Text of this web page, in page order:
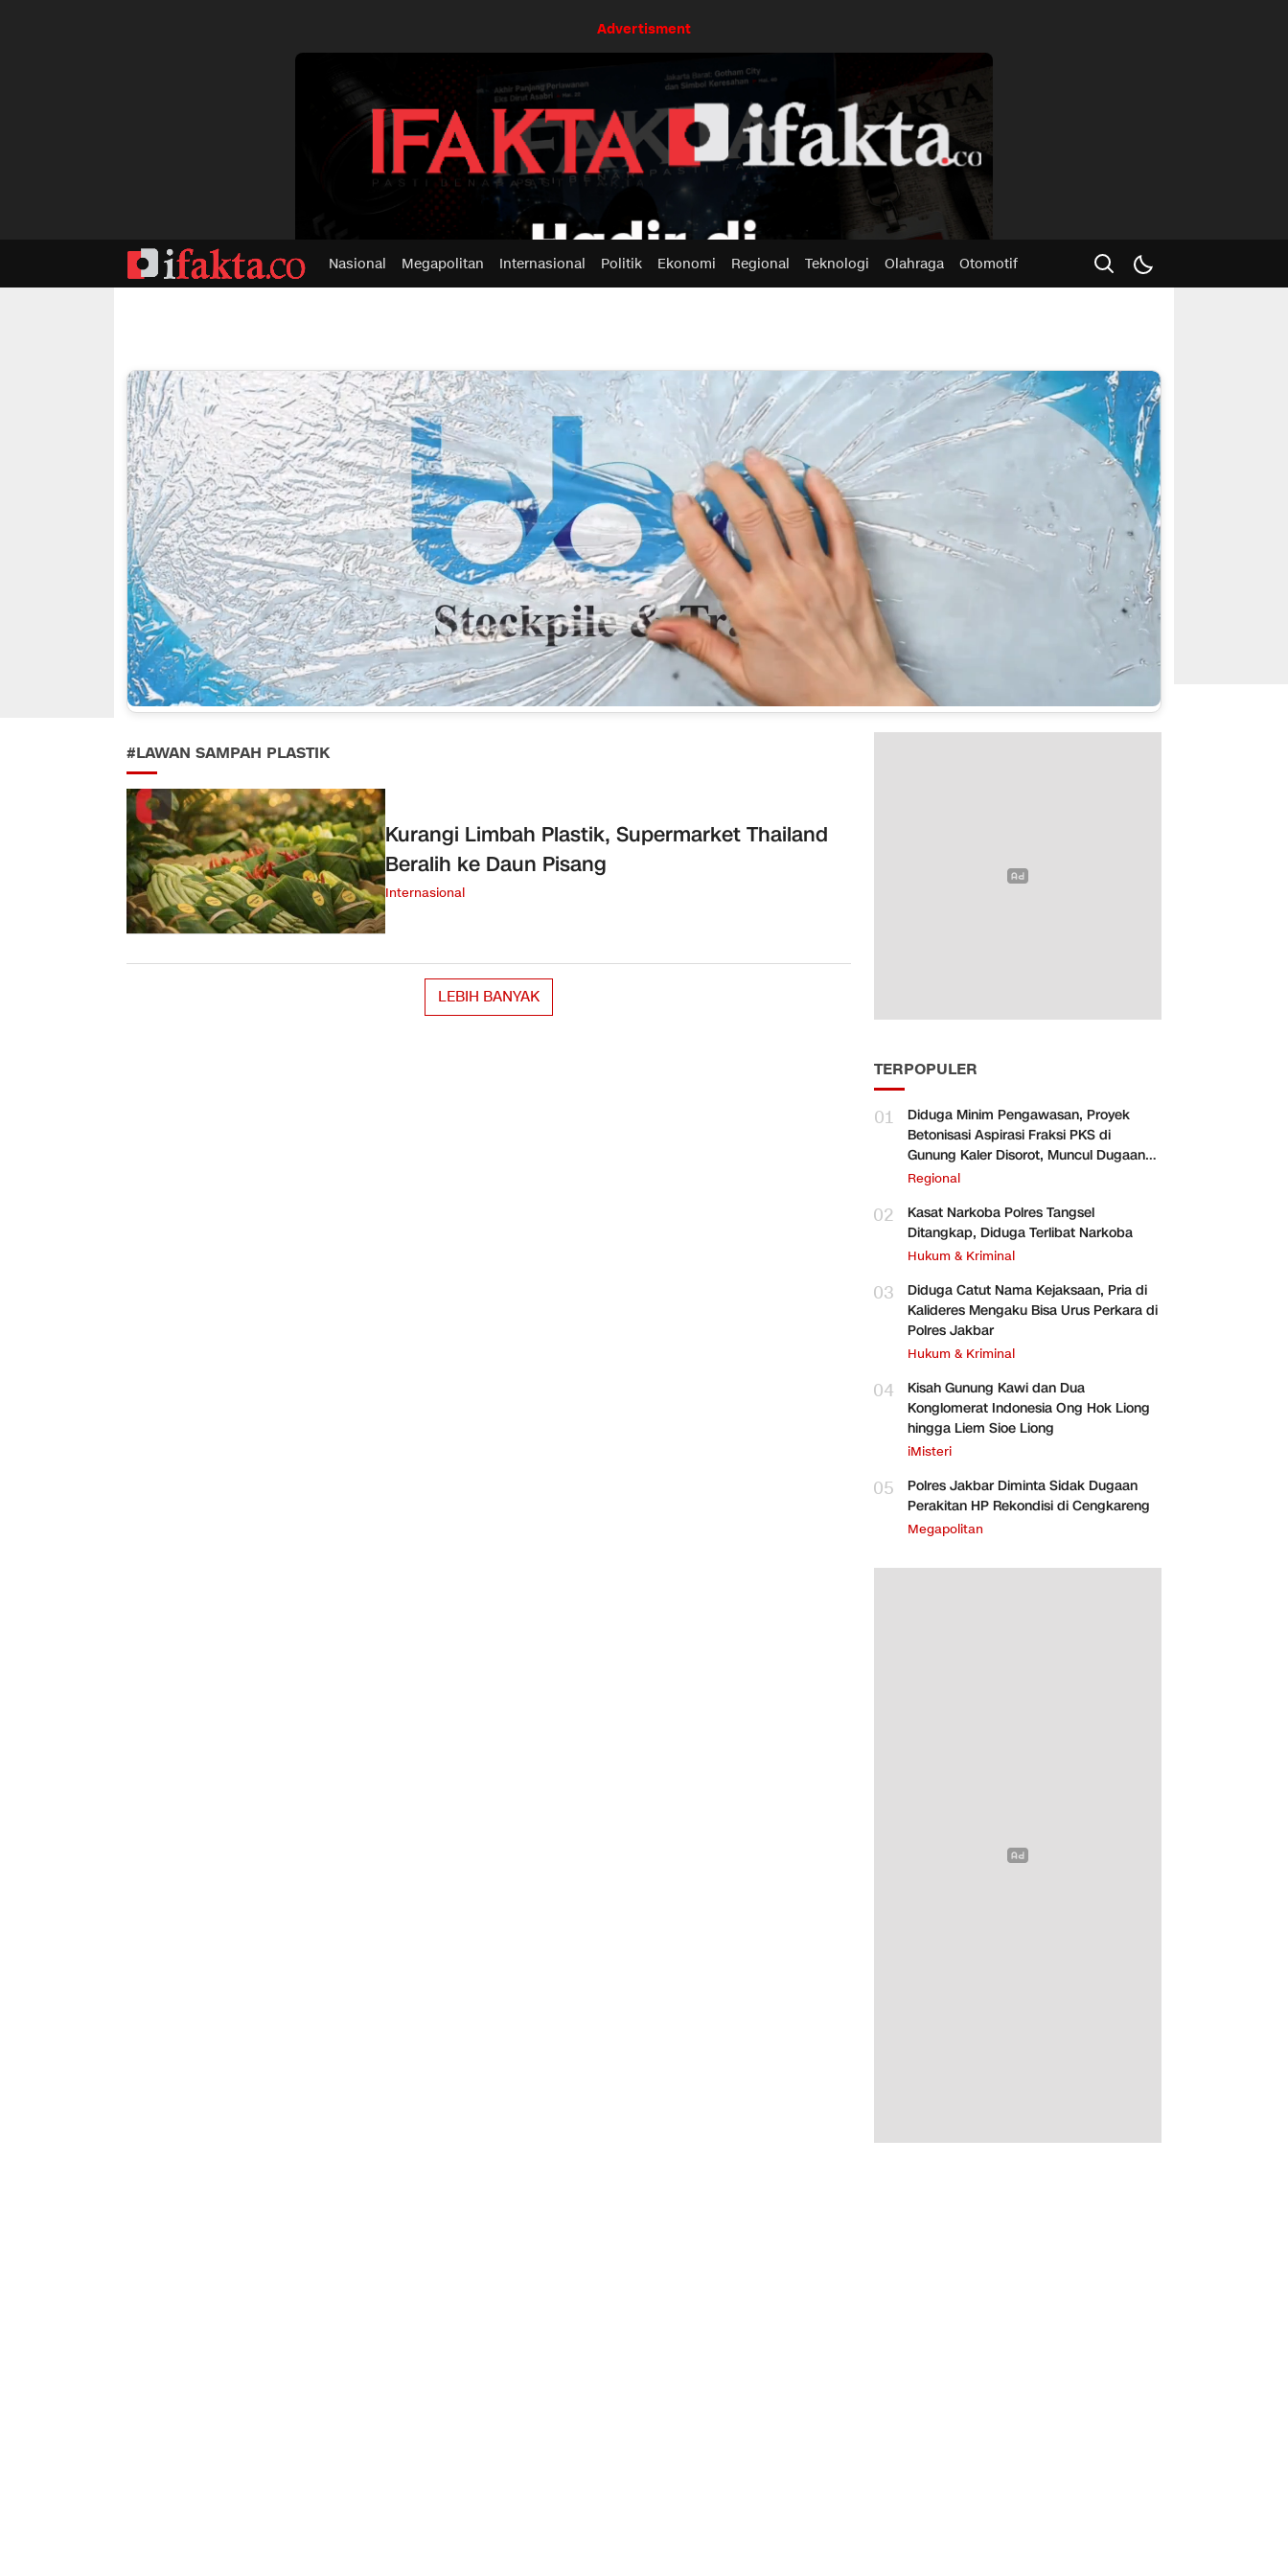
Advertisment
Nasional Megapolitan Internasional Politik Ekonomi Regional Teknologi Olahraga Otomotif
#LAWAN SAMPAH PLASTIK
Kurangi Limbah Plastik, Supermarket Thailand
Beralih ke Daun Pisang
Internasional
LEBIH BANYAK
TERPOPULER
01
Diduga Minim Pengawasan, Proyek
Betonisasi Aspirasi Fraksi PKS di
Gunung Kaler Disorot, Muncul Dugaan
Pengurangan Volume
Regional
02
Kasat Narkoba Polres Tangsel
Ditangkap, Diduga Terlibat Narkoba
Hukum & Kriminal
03
Diduga Catut Nama Kejaksaan, Pria di
Kalideres Mengaku Bisa Urus Perkara di
Polres Jakbar
Hukum & Kriminal
04
Kisah Gunung Kawi dan Dua
Konglomerat Indonesia Ong Hok Liong
hingga Liem Sioe Liong
iMisteri
05
Polres Jakbar Diminta Sidak Dugaan
Perakitan HP Rekondisi di Cengkareng
Megapolitan